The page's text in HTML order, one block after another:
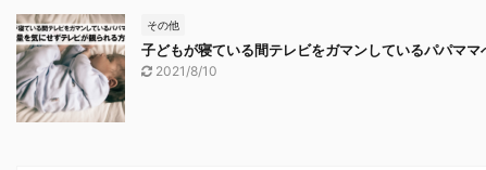
その他
子どもが寝ている間テレビをガマンしているパパマ
2021/8/10